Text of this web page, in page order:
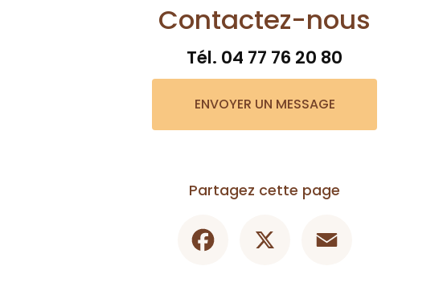
Contactez-nous
Tél. 04 77 76 20 80
ENVOYER UN MESSAGE
Partagez cette page